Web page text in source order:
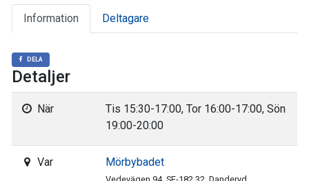
Information Deltagare
DELA
Detaljer
När
Tis 15:30-17:00, Tor 16:00-17:00, Sön
19:00-20:00
Var Mörbybadet